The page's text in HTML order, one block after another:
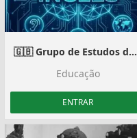
🇬🇧 Grupo de Estudos de Inglês 🇬🇧
Educação
ENTRAR